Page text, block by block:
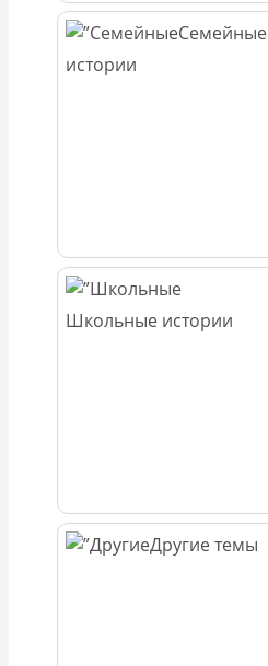
Семейные
истории
Школьные истории
Другие темы